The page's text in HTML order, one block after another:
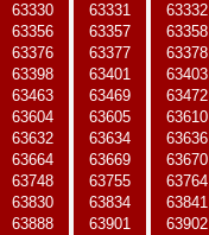
63330 63331 63332
63356 63357 63358
63376 63377 63378
63398 63401 63403
63463 63469 63472
63604 63605 63610
63632 63634 63636
63664 63669 63670
63748 63755 63764
63830 63834 63841
63888 63901 63902